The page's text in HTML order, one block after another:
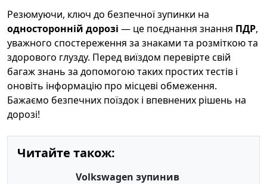
Резюмуючи, ключ до безпечної зупинки на
односторонній дорозі — це поєднання знання ПДР,
уважного спостереження за знаками та розміткою та
здорового глузду. Перед виїздом перевірте свій
багаж знань за допомогою таких простих тестів і
оновіть інформацію про місцеві обмеження.
Бажаємо безпечних поїздок і впевнених рішень на
дорозі!
Читайте також:
Volkswagen зупинив